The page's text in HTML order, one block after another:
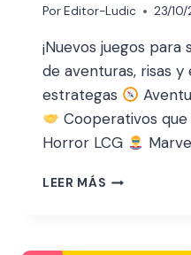
PorEditor-Ludic 23/
¡Nuevos juegos
de aventuras, risas y
estrategas
Cooperativos que
Horror LCG
LEER MÁS